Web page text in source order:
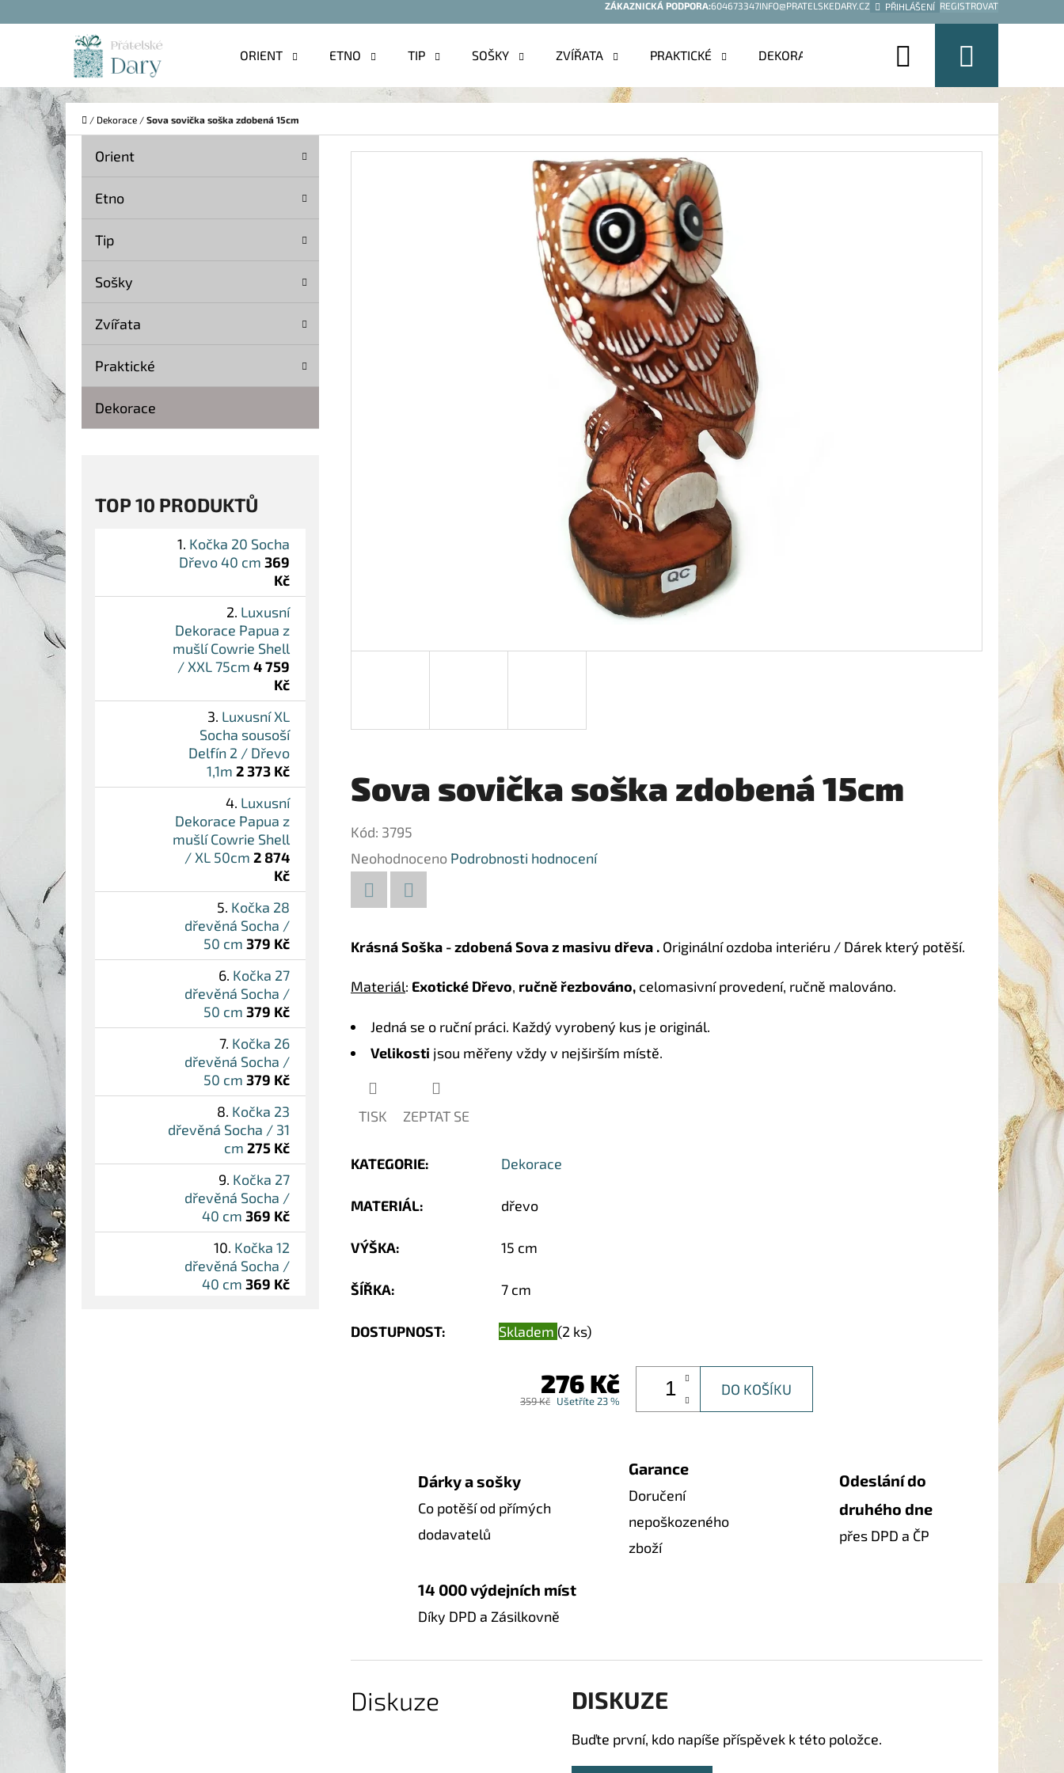
ZÁKAZNICKÁ PODPORA:604673347INFO@PRATELSKEDARY.CZ PŘIHLÁŠENÍ REGISTROVAT
ORIENT ETNO TIP SOŠKY ZVÍŘATA PRAKTICKÉ DEKORACE Hledat
košík
Domů
/ Dekorace / Sova sovička soška zdobená 15cm
P
O
S
T
A
N
Přeskočit
Orient
Etno
Tip
Sošky
Zvířata
Praktické
Dekorace
TOP 10 PRODUKTŮ
Kočka 20 Socha
Dřevo 40 cm 369
Kč
Luxusní
Dekorace Papua z
mušlí Cowrie Shell
/ XXL 75cm 4 759
Kč
Luxusní XL
Socha sousoší
Delfín 2 / Dřevo
1,1m 2 373 Kč
Luxusní
Dekorace Papua z
mušlí Cowrie Shell
/ XL 50cm 2 874
Kč
Kočka 28
dřevěná Socha /
50 cm 379 Kč
Kočka 27
dřevěná Socha /
50 cm 379 Kč
Kočka 26
dřevěná Socha /
50 cm 379 Kč
Kočka 23
dřevěná Socha / 31
cm 275 Kč
Kočka 27
dřevěná Socha /
40 cm 369 Kč
Kočka 12
dřevěná Socha /
40 cm 369 Kč
Sova sovička soška zdobená 15cm
Kód: 3795
Průměrné
hodnocení
produktu
z
Neohodnoceno Podrobnosti hodnocení
Krásná Soška - zdobená Sova z masivu dřeva . Originální ozdoba interiéru / Dárek který potěší.
Materiál: Exotické Dřevo, ručně řezbováno, celomasivní provedení, ručně malováno.
Jedná se o ruční práci. Každý vyrobený kus je originál.
Velikosti jsou měřeny vždy v nejširším místě.
TISK ZEPTAT SE
KATEGORIE: Dekorace
MATERIÁL: dřevo
VÝŠKA: 15 cm
ŠÍŘKA: 7 cm
DOSTUPNOST: Skladem (2 ks)
276 Kč
359 Kč Ušetříte 23 %
DO KOŠÍKU
Dárky a sošky
Co potěší od přímých
dodavatelů
Garance
Doručení
nepoškozeného
zboží
Odeslání do
druhého dne
přes DPD a ČP
14 000 výdejních míst
Díky DPD a Zásilkovně
Diskuze DISKUZE
Buďte první, kdo napíše příspěvek k této položce.
Í
K
Zpět
obchodu
Zpět
obchodu
CO POTŘEBUJETE NAJÍT?
HLEDAT
DOPORUČUJEME
KOČKA 20 SOCHA DŘEVO 40 CM
LUXUSNÍ XL SOCHA SOUSOŠÍ DELFÍN 2 /
DŘEVO 1,1M
2 373 Kč
Původně: 3 490 Kč